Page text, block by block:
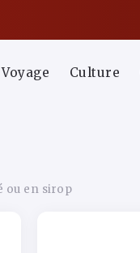
Voyage Culture
ou en sirop